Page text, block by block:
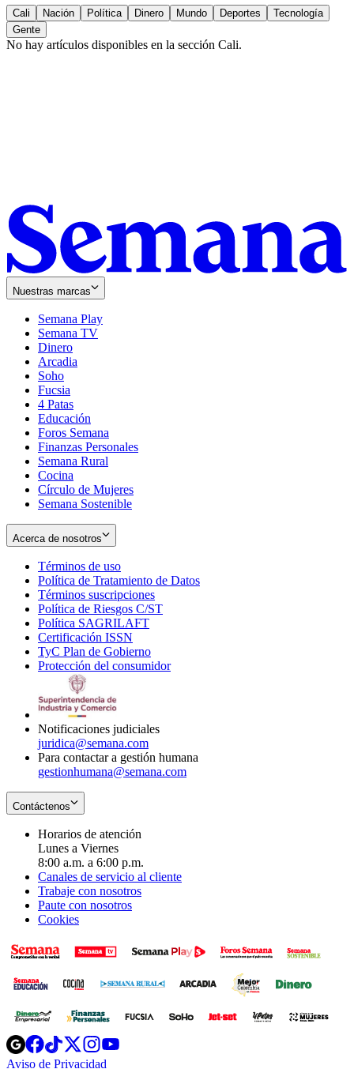
Cali Nación Política Dinero Mundo Deportes
Tecnología
Gente
No hay artículos disponibles en la sección Cali.
Nuestras marcas
Semana Play
Semana TV
Dinero
Arcadia
Soho
in
new
window
Fucsia
in
new
window
4 Patas
Educación
Foros Semana
Finanzas Personales
Semana Rural
Cocina
Círculo de Mujeres
Semana Sostenible
Acerca de nosotros
Términos de uso
in
new
window
Política de Tratamiento de Datos
Términos suscripciones
in
Política de Riesgos C/ST
Política SAGRILAFT
new
window
Certificación ISSN
in
new
TyC Plan de Gobierno
in
Protección del consumidorOpens
Notificaciones judiciales
juridica@semana.com
Para contactar a gestión humana
gestionhumana@semana.com
Contáctenos
Horarios de atención
Lunes a Viernes
8:00 a.m. a 6:00 p.m.
Canales de servicio al cliente
Trabaje con nosotros
Paute con nosotros
Cookies
Opens
in
Opens
in
Opens
in
Opens
Aviso de Privacidad